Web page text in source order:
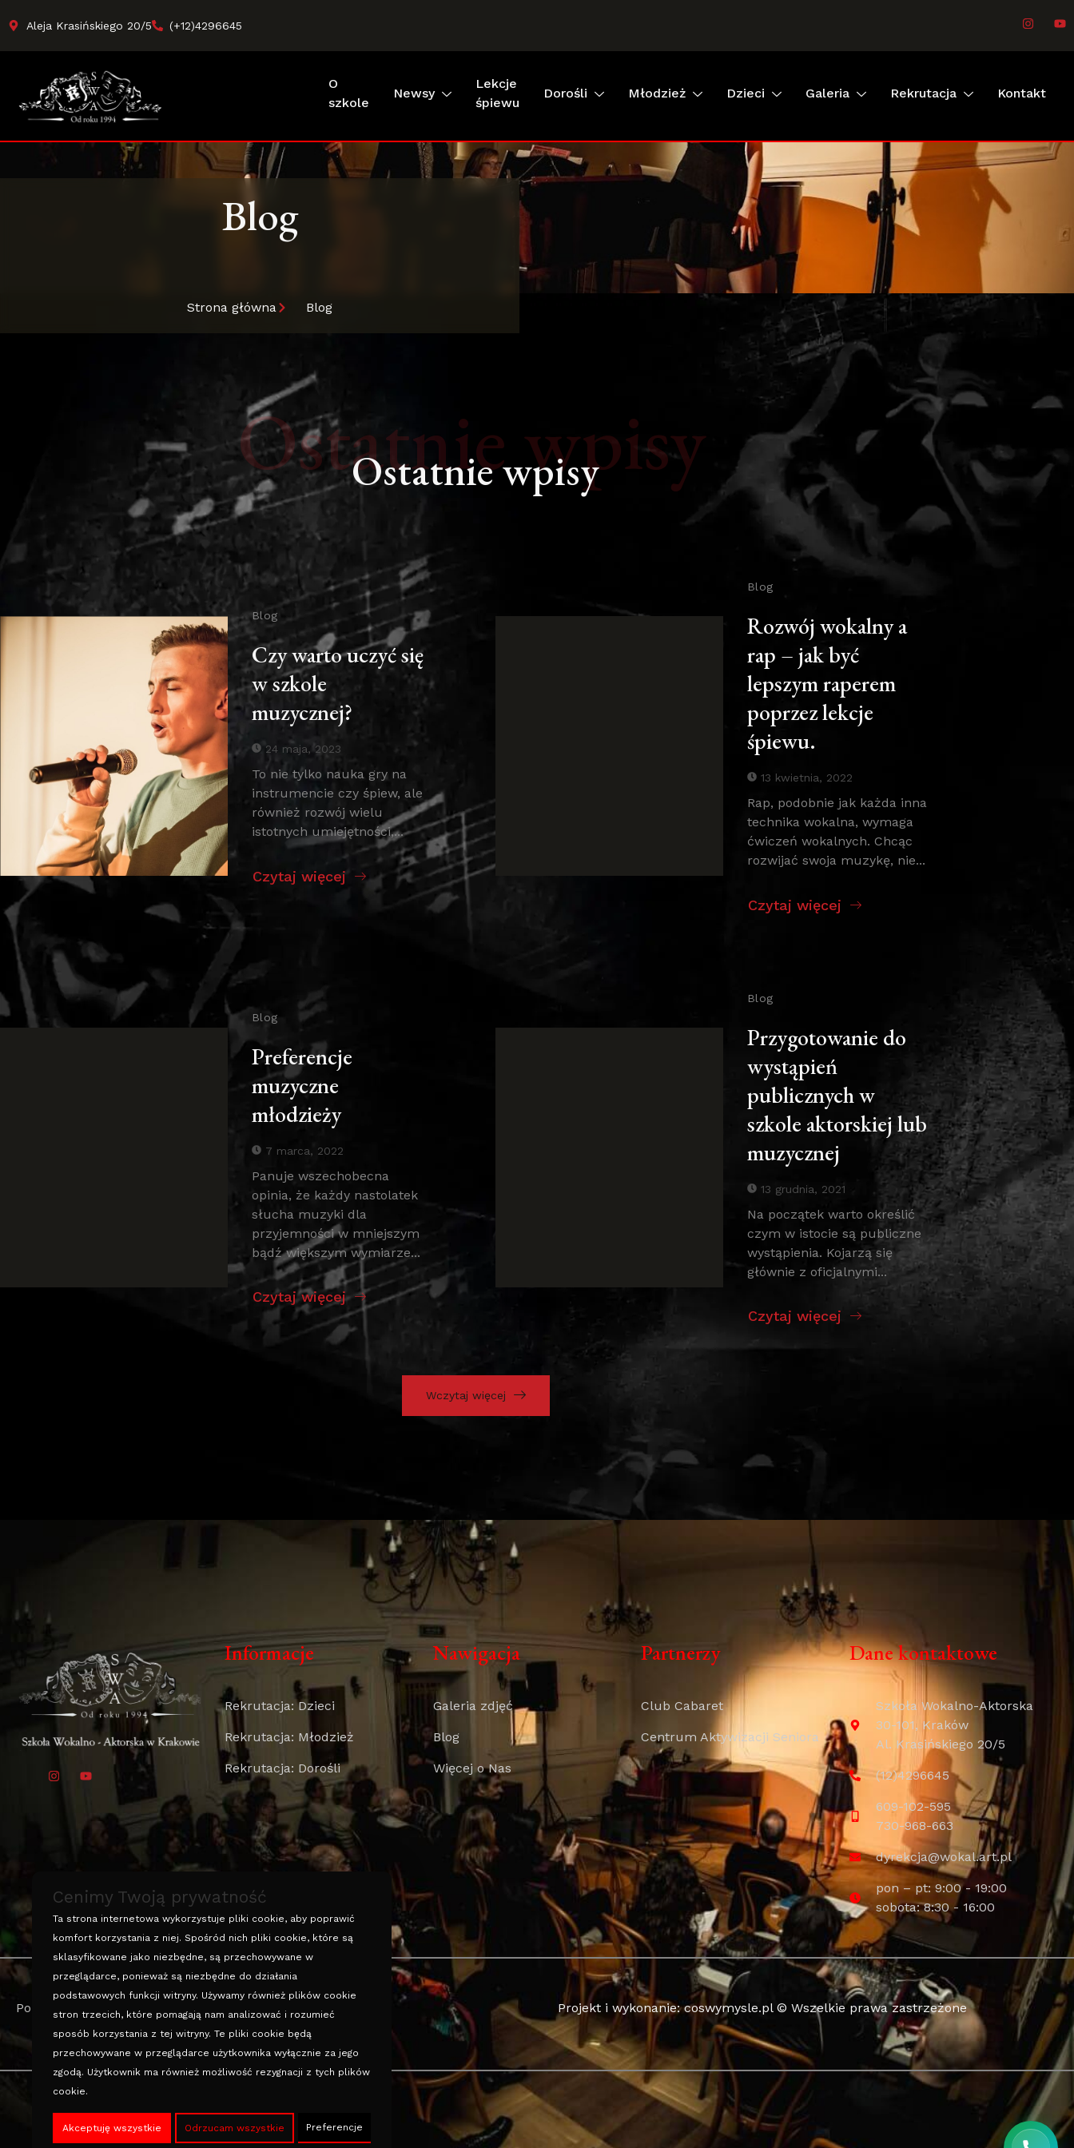
Aleja Krasińskiego 20/5 (+12)4296645
O
szkole
Newsy
Lekcje
śpiewu
Dorośli Młodzież Dzieci Galeria Rekrutacja Kontakt
Blog
Strona główna Blog
Ostatnie wpisy
Ostatnie wpisy
Blog
Czy warto uczyć się
w szkole
muzycznej?
24 maja, 2023
To nie tylko nauka gry na
instrumencie czy śpiew, ale
również rozwój wielu
istotnych umiejętności,...
Czytaj więcej
Blog
Rozwój wokalny a
rap – jak być
lepszym raperem
poprzez lekcje
śpiewu.
13 kwietnia, 2022
Rap, podobnie jak każda inna
technika wokalna, wymaga
ćwiczeń wokalnych. Chcąc
rozwijać swoja muzykę, nie...
Czytaj więcej
Blog
Preferencje
muzyczne
młodzieży
7 marca, 2022
Panuje wszechobecna
opinia, że każdy nastolatek
słucha muzyki dla
przyjemności w mniejszym
bądź większym wymiarze...
Czytaj więcej
Blog
Przygotowanie do
wystąpień
publicznych w
szkole aktorskiej lub
muzycznej
13 grudnia, 2021
Na początek warto określić
czym w istocie są publiczne
wystąpienia. Kojarzą się
głównie z oficjalnymi...
Czytaj więcej
Wczytaj więcej
Informacje
Rekrutacja: Dzieci
Rekrutacja: Młodzież
Rekrutacja: Dorośli
Nawigacja
Galeria zdjęć
Blog
Więcej o Nas
Partnerzy
Club Cabaret
Centrum Aktywizacji Seniora
Dane kontaktowe
Szkoła Wokalno-Aktorska
30-101, Kraków
Al. Krasińskiego 20/5
(12)4296645
609-102-595
730-968-663
dyrekcja@wokal.art.pl
pon – pt: 9:00 - 19:00
sobota: 8:30 - 16:00
Polityka prywatności Projekt i wykonanie: coswymysle.pl © Wszelkie prawa zastrzeżone
Cenimy Twoją prywatność
Ta strona internetowa wykorzystuje pliki cookie, aby poprawić
komfort korzystania z niej. Spośród nich pliki cookie, które są
sklasyfikowane jako niezbędne, są przechowywane w
przeglądarce, ponieważ są niezbędne do działania
podstawowych funkcji witryny. Używamy również plików cookie
stron trzecich, które pomagają nam analizować i rozumieć
sposób korzystania z tej witryny. Te pliki cookie będą
przechowywane w przeglądarce użytkownika wyłącznie za jego
zgodą. Użytkownik ma również możliwość rezygnacji z tych plików
cookie.
Akceptuję wszystkie Odrzucam wszystkie Preferencje